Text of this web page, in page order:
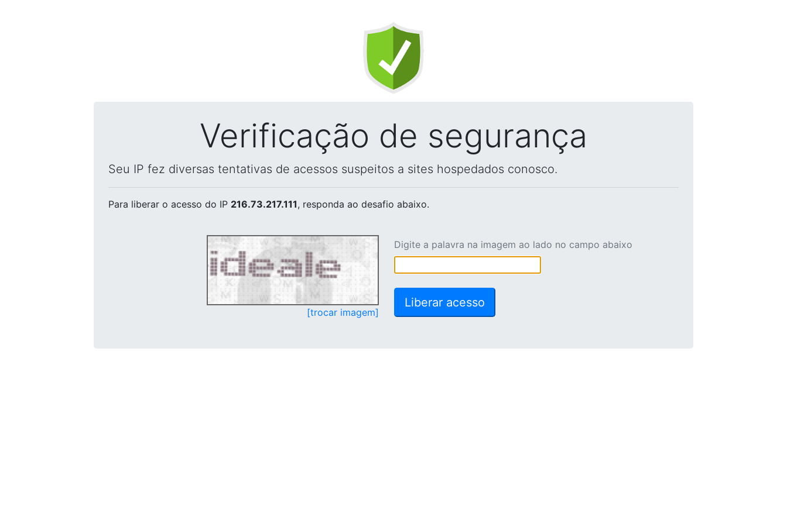
Verificação de segurança
Seu IP fez diversas tentativas de acessos suspeitos a sites hospedados conosco.
Para liberar o acesso do IP 216.73.217.111, responda ao desafio abaixo.
[trocar imagem]
Digite a palavra na imagem ao lado no campo abaixo